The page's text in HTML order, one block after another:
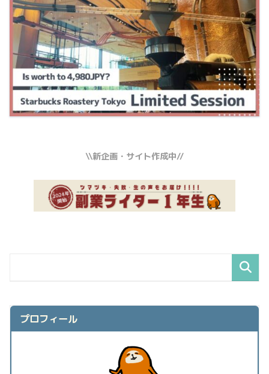
\\新企画・サイト作成中//
プロフィール